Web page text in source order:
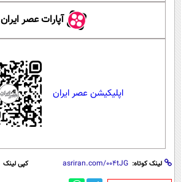
آپارات عصر ایران
اپلیکیشن عصر ایران
لینک کوتاه: کپی لینک